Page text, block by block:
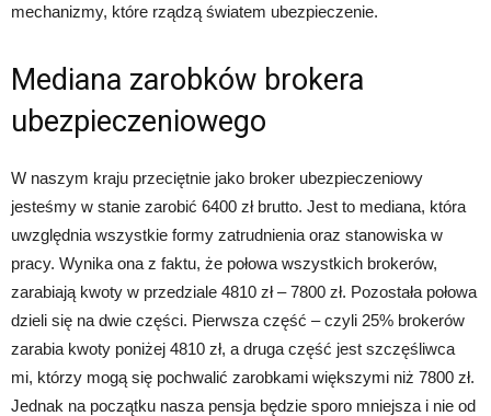
mechanizmy, które rządzą światem ubezpieczenie.
Mediana zarobków brokera
ubezpieczeniowego
W naszym kraju przeciętnie jako broker ubezpieczeniowy
jesteśmy w stanie zarobić 6400 zł brutto. Jest to mediana, która
uwzględnia wszystkie formy zatrudnienia oraz stanowiska w
pracy. Wynika ona z faktu, że połowa wszystkich brokerów,
zarabiają kwoty w przedziale 4810 zł – 7800 zł. Pozostała połowa
dzieli się na dwie części. Pierwsza część – czyli 25% brokerów
zarabia kwoty poniżej 4810 zł, a druga część jest szczęśliwca
mi, którzy mogą się pochwalić zarobkami większymi niż 7800 zł.
Jednak na początku nasza pensja będzie sporo mniejsza i nie od